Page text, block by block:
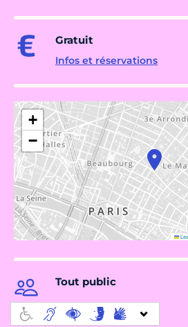
Gratuit
Infos et réservations
+
−
Tout public